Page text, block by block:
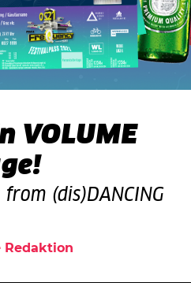
VOLUME
from (dis)DANCING
Redaktion